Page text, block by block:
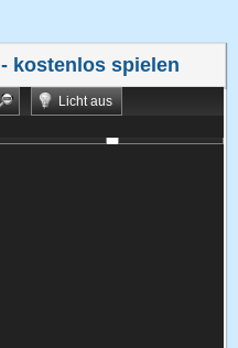
- kostenlos spielen
Licht aus